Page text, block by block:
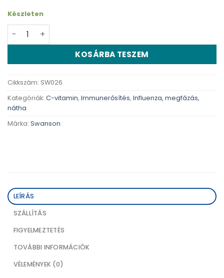
Készleten
Swanson C-vitamin - 90 db kapszula mennyiség
KOSÁRBA TESZEM
Cikkszám: SW026
Kategóriák: C-vitamin, Immunerősítés, Influenza, megfázás,
nátha
Márka: Swanson
LEÍRÁS
SZÁLLÍTÁS
FIGYELMEZTETÉS
TOVÁBBI INFORMÁCIÓK
VÉLEMÉNYEK (0)